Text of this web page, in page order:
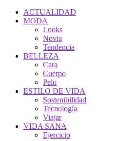
ACTUALIDAD
MODA
Looks
Novia
Tendencia
BELLEZA
Cara
Cuerpo
Pelo
ESTILO DE VIDA
Sostenibilidad
Tecnología
Viajar
VIDA SANA
Ejercicio